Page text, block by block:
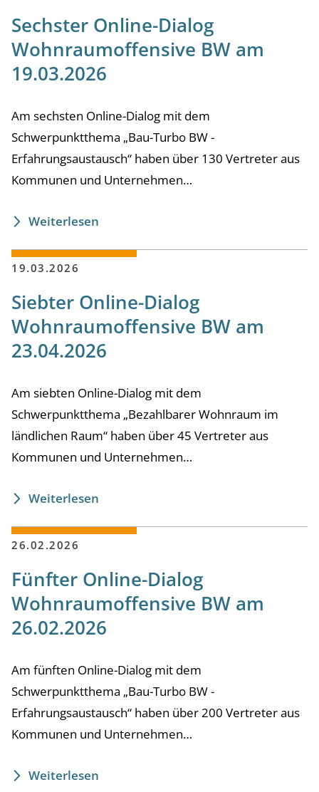
Sechster Online-Dialog
Wohnraumoffensive BW am
19.03.2026
Am sechsten Online-Dialog mit dem
Schwerpunktthema „Bau-Turbo BW -
Erfahrungsaustausch“ haben über 130 Vertreter aus
Kommunen und Unternehmen…
Weiterlesen
19.03.2026
Siebter Online-Dialog
Wohnraumoffensive BW am
23.04.2026
Am siebten Online-Dialog mit dem
Schwerpunktthema „Bezahlbarer Wohnraum im
ländlichen Raum“ haben über 45 Vertreter aus
Kommunen und Unternehmen…
Weiterlesen
26.02.2026
Fünfter Online-Dialog
Wohnraumoffensive BW am
26.02.2026
Am fünften Online-Dialog mit dem
Schwerpunktthema „Bau-Turbo BW -
Erfahrungsaustausch“ haben über 200 Vertreter aus
Kommunen und Unternehmen…
Weiterlesen